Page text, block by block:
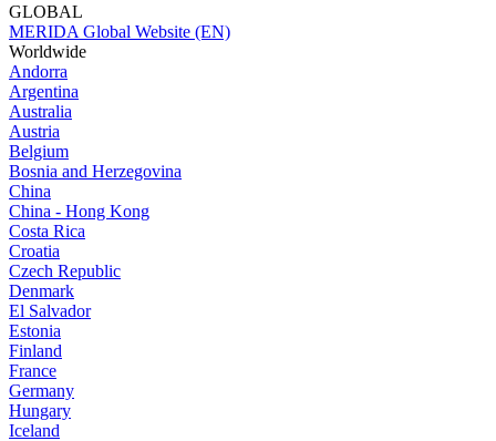
GLOBAL
MERIDA Global Website (EN)
Worldwide
Andorra
Argentina
Australia
Austria
Belgium
Bosnia and Herzegovina
China
China - Hong Kong
Costa Rica
Croatia
Czech Republic
Denmark
El Salvador
Estonia
Finland
France
Germany
Hungary
Iceland